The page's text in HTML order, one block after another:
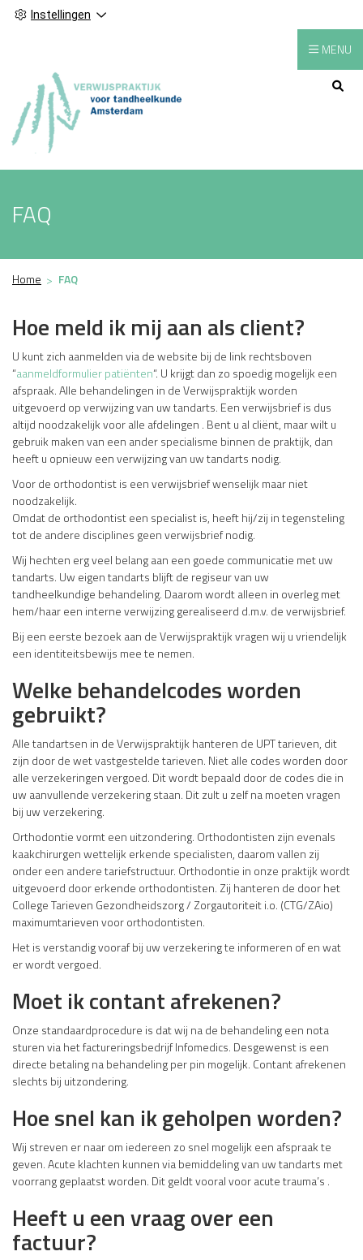
Instellingen
Hoofdmenu
MENU
FAQ
Home FAQ
Hoe meld ik mij aan als client?
U kunt zich aanmelden via de website bij de link rechtsboven
“aanmeldformulier patiënten“. U krijgt dan zo spoedig mogelijk een
afspraak. Alle behandelingen in de Verwijspraktijk worden
uitgevoerd op verwijzing van uw tandarts. Een verwijsbrief is dus
altijd noodzakelijk voor alle afdelingen . Bent u al cliënt, maar wilt u
gebruik maken van een ander specialisme binnen de praktijk, dan
heeft u opnieuw een verwijzing van uw tandarts nodig.
Voor de orthodontist is een verwijsbrief wenselijk maar niet
noodzakelijk.
Omdat de orthodontist een specialist is, heeft hij/zij in tegensteling
tot de andere disciplines geen verwijsbrief nodig.
Wij hechten erg veel belang aan een goede communicatie met uw
tandarts. Uw eigen tandarts blijft de regiseur van uw
tandheelkundige behandeling. Daarom wordt alleen in overleg met
hem/haar een interne verwijzing gerealiseerd d.m.v. de verwijsbrief.
Bij een eerste bezoek aan de Verwijspraktijk vragen wij u vriendelijk
een identiteitsbewijs mee te nemen.
Welke behandelcodes worden
gebruikt?
Alle tandartsen in de Verwijspraktijk hanteren de UPT tarieven, dit
zijn door de wet vastgestelde tarieven. Niet alle codes worden door
alle verzekeringen vergoed. Dit wordt bepaald door de codes die in
uw aanvullende verzekering staan. Dit zult u zelf na moeten vragen
bij uw verzekering.
Orthodontie vormt een uitzondering. Orthodontisten zijn evenals
kaakchirurgen wettelijk erkende specialisten, daarom vallen zij
onder een andere tariefstructuur. Orthodontie in onze praktijk wordt
uitgevoerd door erkende orthodontisten. Zij hanteren de door het
College Tarieven Gezondheidszorg / Zorgautoriteit i.o. (CTG/ZAio)
maximumtarieven voor orthodontisten.
Het is verstandig vooraf bij uw verzekering te informeren of en wat
er wordt vergoed.
Moet ik contant afrekenen?
Onze standaardprocedure is dat wij na de behandeling een nota
sturen via het factureringsbedrijf Infomedics. Desgewenst is een
directe betaling na behandeling per pin mogelijk. Contant afrekenen
slechts bij uitzondering.
Hoe snel kan ik geholpen worden?
Wij streven er naar om iedereen zo snel mogelijk een afspraak te
geven.Acute klachten kunnen via bemiddeling van uw tandarts met
voorrang geplaatst worden. Dit geldt vooral voor acute trauma’s .
Heeft u een vraag over een
factuur?